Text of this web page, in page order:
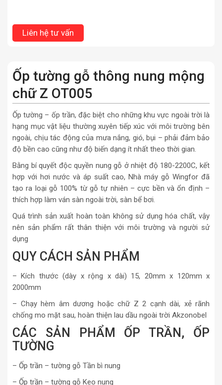
Liên hệ tư vấn
Ốp tường gỗ thông nung mộng
chữ Z OT005
Ốp tường – ốp trần, đặc biệt cho những khu vực ngoài trời là
hạng mục vật liệu thường xuyên tiếp xúc với môi trường bên
ngoài, chịu tác động của mưa nắng, gió, bụi – phải đảm bảo
độ bền cao cũng như độ biến dạng ít nhất theo thời gian.
Bằng bí quyết độc quyền nung gỗ ở nhiệt độ 180-2200C, kết
hợp với hơi nước và áp suất cao, Nhà máy gỗ Wingfor đã
tạo ra loại gỗ 100% từ gỗ tự nhiên – cực bền và ổn định –
thích hợp làm ván sàn ngoài trời, sàn bể bơi.
Quá trình sản xuất hoàn toàn không sử dụng hóa chất, vậy
nên sản phẩm rất thân thiện với môi trường và người sử
dụng
QUY CÁCH SẢN PHẨM
– Kích thước (dày x rộng x dài) 15, 20mm x 120mm x
2000mm
– Chạy hèm âm dương hoặc chữ Z 2 cạnh dài, xẻ rãnh
chống mo mặt sau, hoàn thiện lau dầu ngoài trời Akzonobel
CÁC SẢN PHẨM ỐP TRẦN, ỐP
TƯỜNG
– Ốp trần – tường gỗ Tần bì nung
– Ốp trần – tường gỗ Keo nung